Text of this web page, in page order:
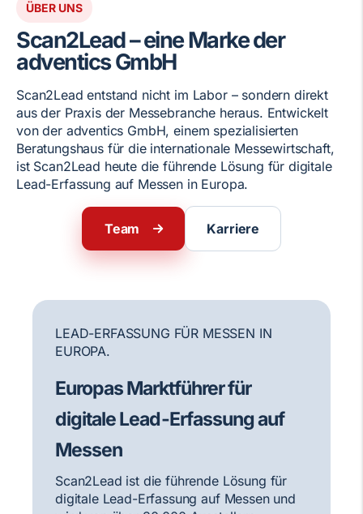
ÜBER UNS
Scan2Lead – eine Marke der
adventics GmbH
Scan2Lead entstand nicht im Labor – sondern direkt
aus der Praxis der Messebranche heraus. Entwickelt
von der adventics GmbH, einem spezialisierten
Beratungshaus für die internationale Messewirtschaft,
ist Scan2Lead heute die führende Lösung für digitale
Lead-Erfassung auf Messen in Europa.
Team Karriere
LEAD-ERFASSUNG FÜR MESSEN IN
EUROPA.
Europas Marktführer für
digitale Lead-Erfassung auf
Messen
Scan2Lead ist die führende Lösung für
digitale Lead-Erfassung auf Messen und